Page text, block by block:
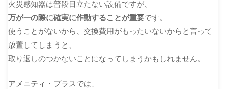
火災感知器は普段目立たない設備ですが、
万が一の際に確実に作動することが重要です。
使うことがないから、交換費用がもったいないからと言って
放置してしまうと、
取り返しのつかないことになってしまうかもしれません。
アメニティ・プラスでは、